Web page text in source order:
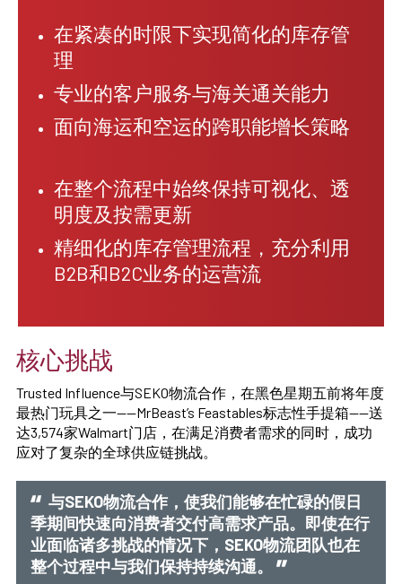
在紧凑的时限下实现简化的库存管
理
专业的客户服务与海关通关能力
面向海运和空运的跨职能增长策略
在整个流程中始终保持可视化、透
明度及按需更新
精细化的库存管理流程，充分利用
B2B和B2C业务的运营流
核心挑战
Trusted Influence与SEKO物流合作，在黑色星期五前将年度
最热门玩具之一——MrBeast’s Feastables标志性手提箱——送
达3,574家Walmart门店，在满足消费者需求的同时，成功
应对了复杂的全球供应链挑战。
与SEKO物流合作，使我们能够在忙碌的假日
季期间快速向消费者交付高需求产品。即使在行
业面临诸多挑战的情况下，SEKO物流团队也在
整个过程中与我们保持持续沟通。